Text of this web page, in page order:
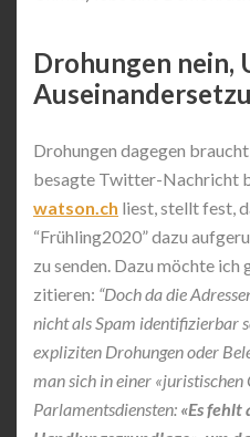
Drohungen nein,
Drohungen dagegen
besagte Twitter-Nachricht
watson.ch liest, stellt fest,
“Frühling2020” dazu
zu senden. Dazu möchte ich
zitieren: “Doch da die
nicht als Spam identifizierbar
expliziten Drohungen oder
man sich in einer «juristischen
Parlamentsdiensten: «Es fehlt